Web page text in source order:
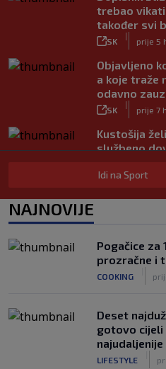
trebao vikati
također svi
SK
|
prije 5
Objavljeno
a koje traže
odavno
SK
|
prije 7 h
Kustošija
službeno
Tomiyasu
postat će
Veliko
stručnjaka:
trener
|
prije 4 h
Idi na Sport
NAJNOVIJE
Pogačice za
prozračne i
COOKING
Deset
gotovo cijeli
LIFESTYLE